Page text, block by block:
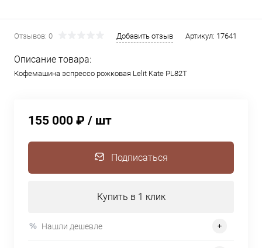
Отзывов: 0 Добавить отзыв Артикул: 17641
Описание товара:
Кофемашина эспрессо рожковая Lelit Kate PL82T
155 000 ₽ / шт
Подписаться
Купить в 1 клик
Нашли дешевле